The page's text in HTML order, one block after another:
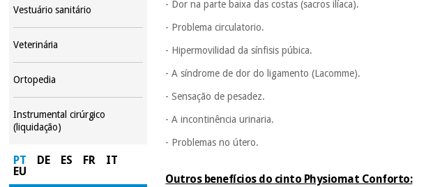
Vestuário sanitário
Veterinária
Ortopedia
Instrumental cirúrgico
(liquidação)
PT DE ES FR
IT
EU
- Dor na parte baixa das costas (sacros ilíaca).
- Problema circulatorio.
- Hipermovilidad da sínfisis púbica.
- A síndrome de dor do ligamento (Lacomme).
- Sensação de pesadez.
- A incontinência urinaria.
- Problemas no útero.
Outros benefícios do cinto Physiomat Conforto: